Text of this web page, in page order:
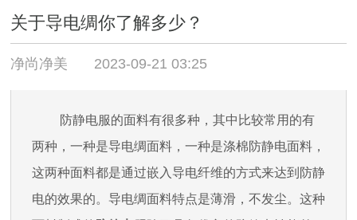
关于导电绸你了解多少？
净尚净美 2023-09-21 03:25
防静电服的面料有很多种，其中比较常用的有
两种，一种是导电绸面料，一种是涤棉防静电面料，
这两种面料都是通过嵌入导电纤维的方式来达到防静
电的效果的。导电绸面料特点是薄滑，不发尘。这种